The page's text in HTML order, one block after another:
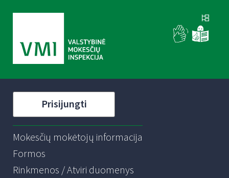
Prisijungti
Mokesčių mokėtojų informacija
Formos
Rinkmenos / Atviri duomenys